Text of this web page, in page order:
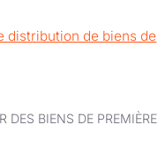
DES BIENS DE PREMIÈRE